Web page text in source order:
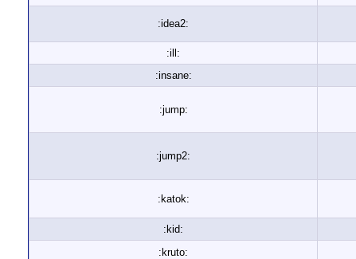
:idea2:
:ill:
:insane:
:jump:
:jump2:
:katok:
:kid:
:kruto: